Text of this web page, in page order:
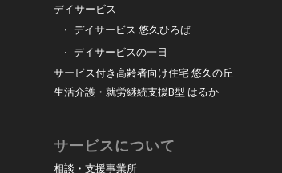
デイサービス
デイサービス 悠久ひろば
デイサービスの一日
サービス付き高齢者向け住宅 悠久の丘
生活介護・就労継続支援B型 はるか
サービスについて
相談・支援事業所